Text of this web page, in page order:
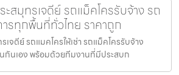
ะสมุทรเจดีย์ รถแม็คโครรับจ้าง รถ
ารทุกพื้นที่ทั่วไทย ราคาถูก
เจดีย์ รถแมคโครให้เช่า รถแม็คโครรับจ้าง
นกันเอง พร้อมด้วยทีมงานที่มีประสบก